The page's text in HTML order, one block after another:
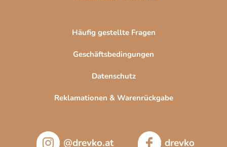
Häufig gestellte Fragen
Geschäftsbedingungen
Datenschutz
Reklamationen & Warenrückgabe
@drevko.at drevko